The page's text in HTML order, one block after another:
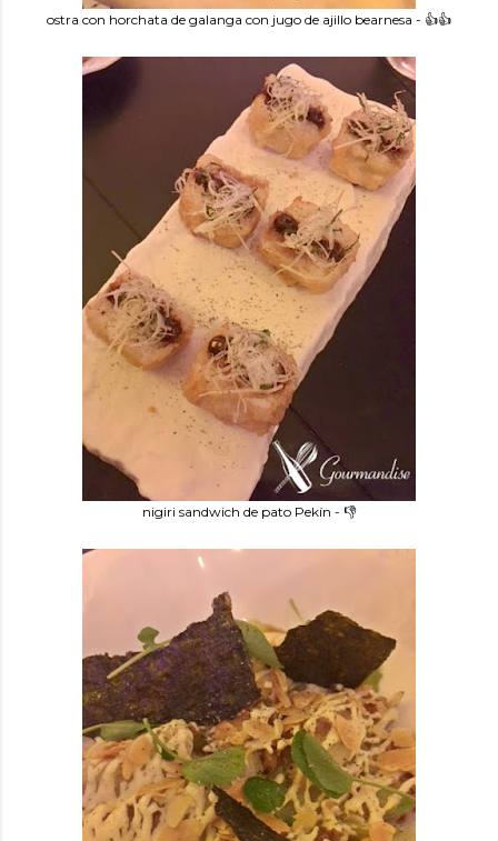
ostra con horchata de galanga con jugo de ajillo bearnesa - 👍👍
nigiri sandwich de pato Pekín - 👎